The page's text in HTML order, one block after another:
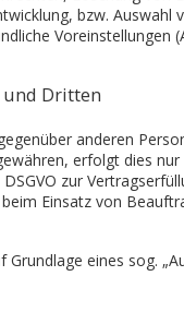
bzw.
Voreinstellungen
Dritten
anderen
erfolgt dies
zur
Einsatz von
eines sog.